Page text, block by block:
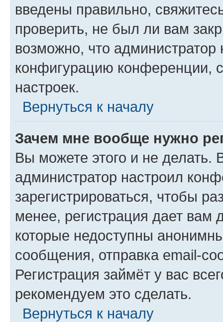
введены правильно,
проверить, не был ли вам
возможно, что администратор
конфигурацию конференции,
настроек.
Вернуться к началу
Зачем мне вообще нужно
Вы можете этого и не делать.
администратор настроил
зарегистрироваться, чтобы
менее, регистрация дает вам
которые недоступны
сообщения, отправка email-
Регистрация займёт у вас
рекомендуем это сделать.
Вернуться к началу